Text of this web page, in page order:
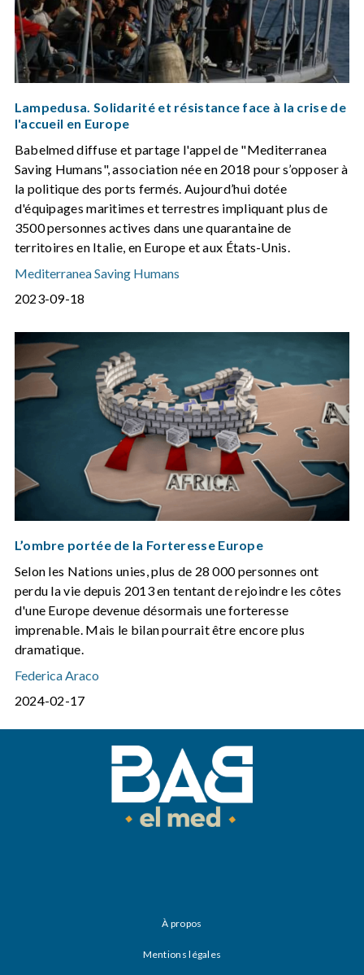
Lampedusa. Solidarité et résistance face à la crise de
l'accueil en Europe
Babelmed diffuse et partage l'appel de "Mediterranea
Saving Humans", association née en 2018 pour s’opposer à
la politique des ports fermés. Aujourd’hui dotée
d'équipages maritimes et terrestres impliquant plus de
3500 personnes actives dans une quarantaine de
territoires en Italie, en Europe et aux États-Unis.
Mediterranea Saving Humans
2023-09-18
L’ombre portée de la Forteresse Europe
Selon les Nations unies, plus de 28 000 personnes ont
perdu la vie depuis 2013 en tentant de rejoindre les côtes
d'une Europe devenue désormais une forteresse
imprenable. Mais le bilan pourrait être encore plus
dramatique.
Federica Araco
2024-02-17
À propos
Mentions légales